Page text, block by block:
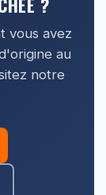
vous avez
au
notre